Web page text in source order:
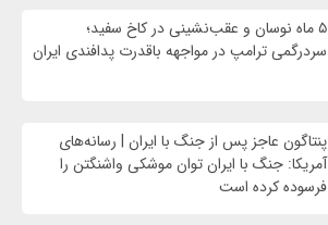
۵ ماه نوسان و عقب‌نشینی در کاخ سفید؛
سردرگمی ترامپ در مواجهه باقدرت پدافندی ایران
پنتاگون عاجز پس از جنگ با ایران | رسانه‌های
آمریکا: جنگ با ایران توان موشکی واشنگتن را
فرسوده کرده است